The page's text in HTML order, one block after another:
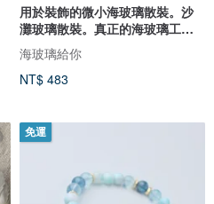
用於裝飾的微小海玻璃散裝。沙
灘玻璃散裝。真正的海玻璃工藝
品質
海玻璃給你
NT$ 483
免運